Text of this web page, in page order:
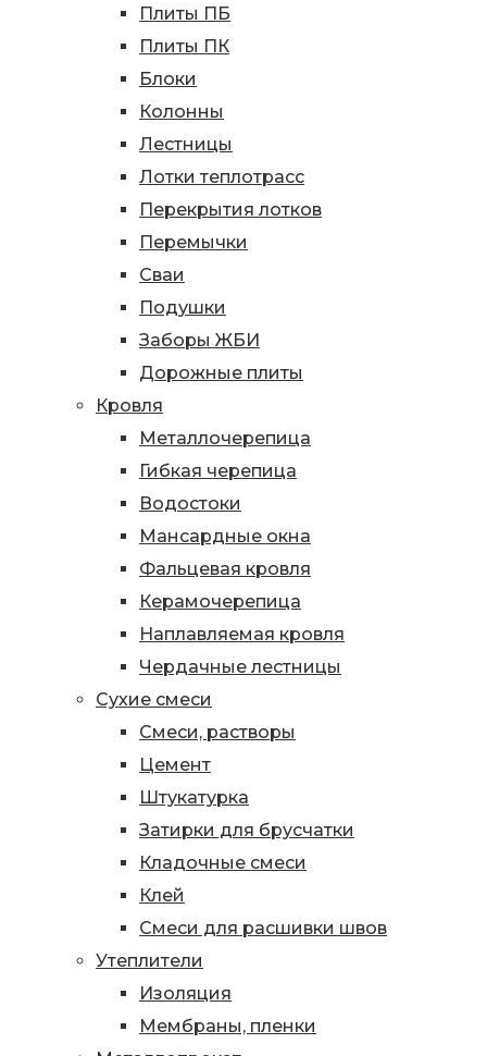
Плиты ПБ
Плиты ПК
Блоки
Колонны
Лестницы
Лотки теплотрасс
Перекрытия лотков
Перемычки
Сваи
Подушки
Заборы ЖБИ
Дорожные плиты
Кровля
Металлочерепица
Гибкая черепица
Водостоки
Мансардные окна
Фальцевая кровля
Керамочерепица
Наплавляемая кровля
Чердачные лестницы
Сухие смеси
Смеси, растворы
Цемент
Штукатурка
Затирки для брусчатки
Кладочные смеси
Клей
Смеси для расшивки швов
Утеплители
Изоляция
Мембраны, пленки